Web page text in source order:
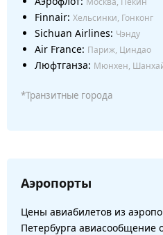
Finnair: Хельсинки, Гонконг
Sichuan Airlines: Чэнду
Air France: Париж, Циндао
Люфтганза: Мюнхен,
*Транзитные города
Аэропорты
Цены авиабилетов из
Петербурга авиасообщение